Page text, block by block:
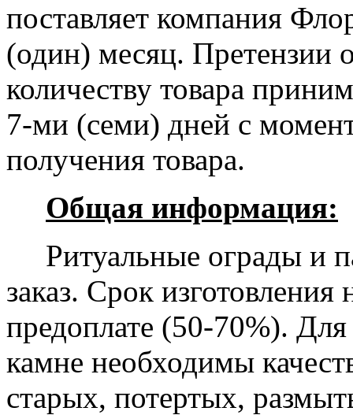
поставляет компания
(один) месяц. Претензии
количеству товара
7-ми (семи) дней с
получения товара.
Общая информация:
Ритуальные ограды и
заказ. Срок
предоплате (50-70%).
камне необходимы
старых, потертых,